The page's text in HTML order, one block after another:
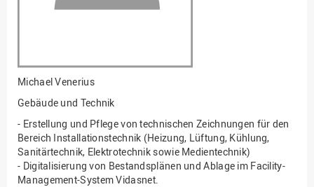
Gesellschaftliches
Hochschulleitung
Hochschulplanung/-
strategie
Michael Venerius
Gebäude und Technik
- Erstellung und Pflege von technischen Zeichnungen für den
Bereich Installationstechnik (Heizung, Lüftung, Kühlung,
Sanitärtechnik, Elektrotechnik sowie Medientechnik)
- Digitalisierung von Bestandsplänen und Ablage im Facility-
Management-System Vidasnet.